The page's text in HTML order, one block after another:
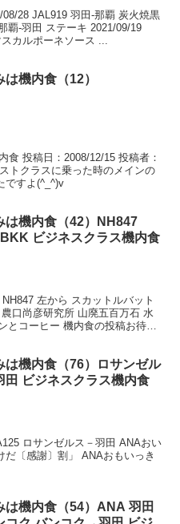
08/28 JAL919 羽田-那覇 炭火焼黒
覇-羽田 ステーキ 2021/09/19
カルポーネソース ...
は機内食（12）
食 投稿日：2008/12/15 投稿者：
トクラスに乗った時のメインの
ですよ(^_^)v
は機内食（42）NH847
ビジネスクラス機内食
左から スカットルバット
口尚彦研究所 山廃五百万石 水
とコーヒー 機内食の投稿お待ち
は機内食（76）ロサンゼル
田 ビジネスクラス機内食
ロサンゼルス－羽田 ANAおい
だ〔感謝〕割」 ANAおもいっき
は機内食（54）ANA 羽田